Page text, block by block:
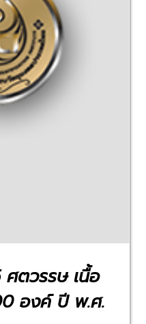
ตวรรษ เนื้อ
องค์ ปี พ.ศ.